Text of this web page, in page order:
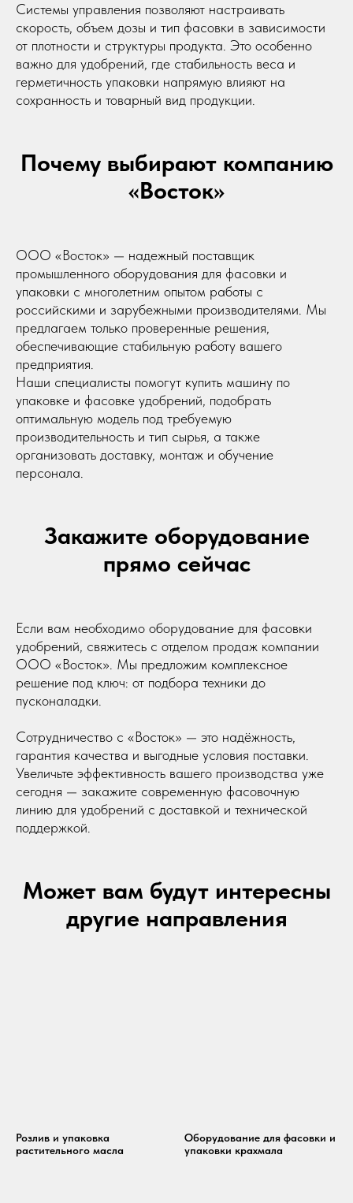
Системы управления позволяют настраивать
скорость, объем дозы и тип фасовки в зависимости
от плотности и структуры продукта. Это особенно
важно для удобрений, где стабильность веса и
герметичность упаковки напрямую влияют на
сохранность и товарный вид продукции.
Почему выбирают компанию
«Восток»
ООО «Восток» — надежный поставщик
промышленного оборудования для фасовки и
упаковки с многолетним опытом работы с
российскими и зарубежными производителями. Мы
предлагаем только проверенные решения,
обеспечивающие стабильную работу вашего
предприятия.
Наши специалисты помогут купить машину по
упаковке и фасовке удобрений, подобрать
оптимальную модель под требуемую
производительность и тип сырья, а также
организовать доставку, монтаж и обучение
персонала.
Закажите оборудование
прямо сейчас
Если вам необходимо оборудование для фасовки
удобрений, свяжитесь с отделом продаж компании
ООО «Восток». Мы предложим комплексное
решение под ключ: от подбора техники до
пусконаладки.
Сотрудничество с «Восток» — это надёжность,
гарантия качества и выгодные условия поставки.
Увеличьте эффективность вашего производства уже
сегодня — закажите современную фасовочную
линию для удобрений с доставкой и технической
поддержкой.
Может вам будут интересны
другие направления
Розлив и упаковка
растительного масла
Оборудование для фасовки и
упаковки крахмала